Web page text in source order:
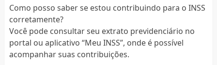
Como posso saber se estou contribuindo para o INSS
corretamente?
Você pode consultar seu extrato previdenciário no
portal ou aplicativo “Meu INSS”, onde é possível
acompanhar suas contribuições.